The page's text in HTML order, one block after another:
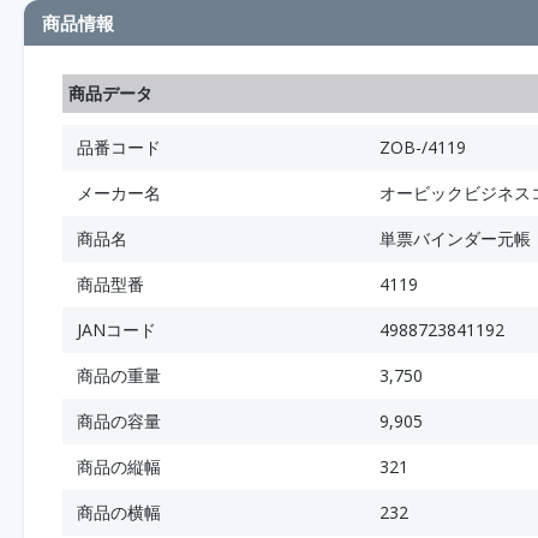
商品情報
商品データ
品番コード
ZOB-/4119
メーカー名
オービックビジネス
商品名
単票バインダー元帳
商品型番
4119
JANコード
4988723841192
商品の重量
3,750
商品の容量
9,905
商品の縦幅
321
商品の横幅
232